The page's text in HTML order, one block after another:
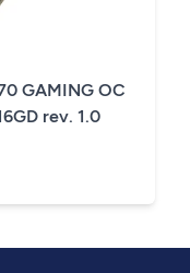
GAMING OC
rev. 1.0